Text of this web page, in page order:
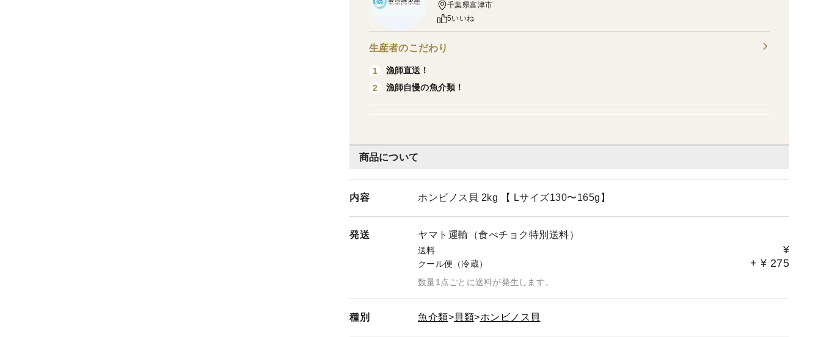
商品について
内容 ホンビノス貝 2kg 【 Lサイズ130〜165g】
発送 ヤマト運輸（食べチョク特別送料）
送料 ¥
クール便（冷蔵） + ¥ 275
数量1点ごとに送料が発生します。
種別 魚介類 貝類 ホンビノス貝
千葉県富津市
5いいね
生産者のこだわり
1
漁師直送！
2
漁師自慢の魚介類！